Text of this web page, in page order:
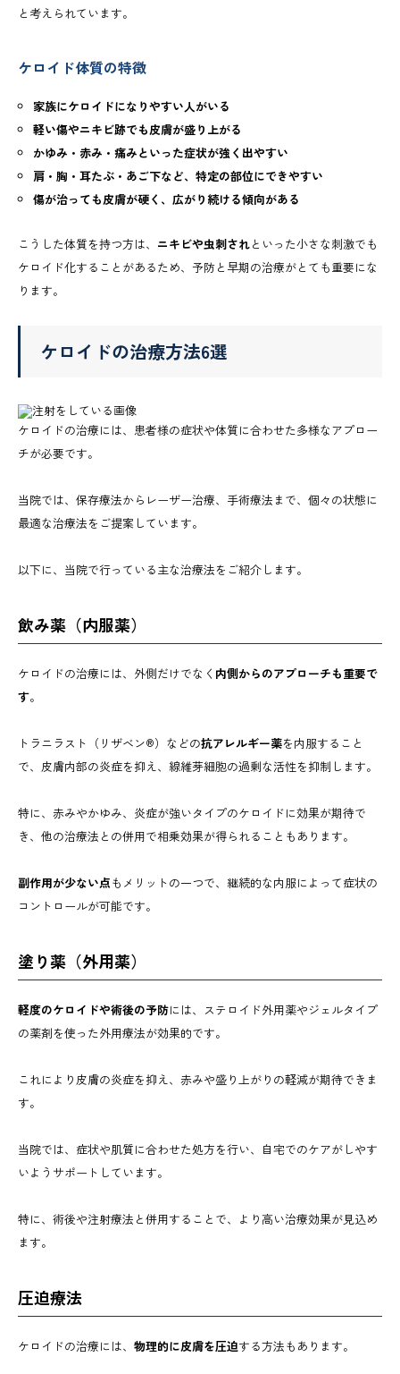
と考えられています。
ケロイド体質の特徴
家族にケロイドになりやすい人がいる
軽い傷やニキビ跡でも皮膚が盛り上がる
かゆみ・赤み・痛みといった症状が強く出やすい
肩・胸・耳たぶ・あご下など、特定の部位にできやすい
傷が治っても皮膚が硬く、広がり続ける傾向がある
こうした体質を持つ方は、 ニキビや虫刺されといった小さな刺激でも
ケロイド化することがあるため、予防と早期の治療がとても重要にな
ります。
ケロイドの治療方法6選
ケロイドの治療には、患者様の症状や体質に合わせた多様なアプロー
チが必要です。
​当院では、保存療法からレーザー治療、手術療法まで、個々の状態に
最適な治療法をご提案しています。
​以下に、当院で行っている主な治療法をご紹介します。
飲み薬（内服薬）
ケロイドの治療には、外側だけでなく 内側からのアプローチも重要で
す。
トラニラスト（リザベン®）などの抗アレルギー薬を内服すること
で、皮膚内部の炎症を抑え、線維芽細胞の過剰な活性を抑制します。
特に、赤みやかゆみ、炎症が強いタイプのケロイドに効果が期待で
き、他の治療法との併用で相乗効果が得られることもあります。
副作用が少ない点もメリットの一つで、継続的な内服によって症状の
コントロールが可能です。
塗り薬（外用薬）
軽度のケロイドや術後の予防には、ステロイド外用薬やジェルタイプ
の薬剤を使った外用療法が効果的です。
これにより皮膚の炎症を抑え、赤みや盛り上がりの軽減が期待できま
す。
当院では、症状や肌質に合わせた処方を行い、自宅でのケアがしやす
いようサポートしています。
特に、術後や注射療法と併用することで、より高い治療効果が見込め
ます。
圧迫療法
ケロイドの治療には、 物理的に皮膚を圧迫する方法もあります。